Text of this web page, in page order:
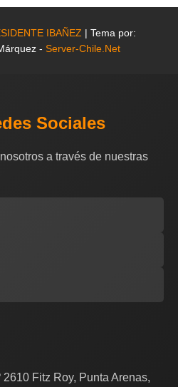
IBAÑEZ | Tema por:
- Server-Chile.Net
Sociales
a través de nuestras
Fitz Roy, Punta Arenas,